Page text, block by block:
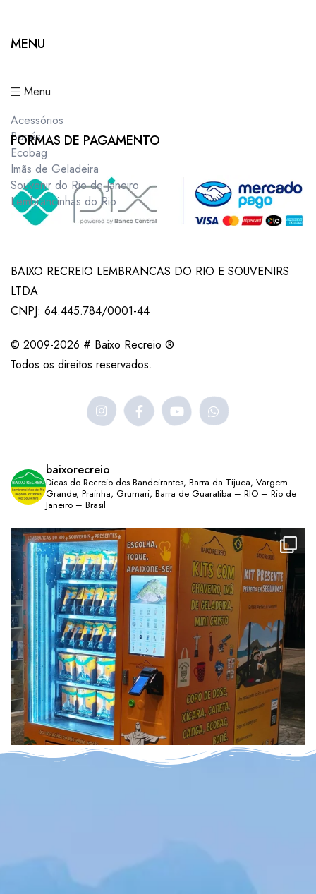
MENU
Menu
Acessórios
Bonés
Ecobag
Imãs de Geladeira
Souvenir do Rio de Janeiro
Lembrancinhas do Rio
FORMAS DE PAGAMENTO
BAIXO RECREIO LEMBRANCAS DO RIO E SOUVENIRS
LTDA
CNPJ: 64.445.784/0001-44
© 2009-2026 # Baixo Recreio ®
Todos os direitos reservados.
baixorecreio
Dicas do Recreio dos Bandeirantes, Barra da Tijuca, Vargem
Grande, Prainha, Grumari, Barra de Guaratiba – RIO – Rio de
Janeiro – Brasil